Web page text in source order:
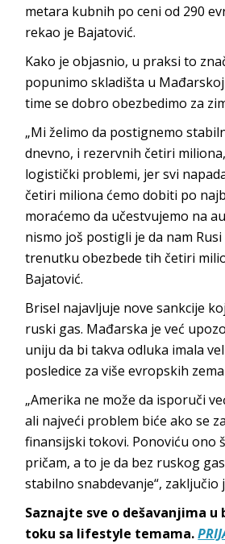
metara kubnih po ceni od 290
rekao je Bajatović.
Kako je objasnio, u praksi to
popunimo skladišta u
time se dobro obezbedimo za
„Mi želimo da postignemo
dnevno, i rezervnih četiri
logistički problemi, jer svi
četiri miliona ćemo dobiti po
moraćemo da učestvujemo na
nismo još postigli je da nam
trenutku obezbede tih četiri
Bajatović.
Brisel najavljuje nove sankcije
ruski gas. Mađarska je već
uniju da bi takva odluka imala
posledice za više evropskih
„Amerika ne može da isporuči
ali najveći problem biće ako se
finansijski tokovi. Ponoviću ono
pričam, a to je da bez ruskog
stabilno snabdevanje“, zaključio
Saznajte sve o dešavanjima u
toku sa lifestyle temama.